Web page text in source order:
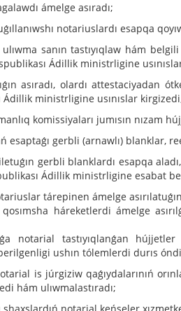
ámelge asıradı;
notariuslardı esapqa
sanın tastıyıqlaw hám
Ádillik ministrligine
asıradı, olardı attestaciyadan
Ádillik ministrligine usınıslar
komissiyaları jumısın nızam
esaptaǵı gerbli (arnawlı) blanklar,
gerbli blanklardı esapqa
Ádillik ministrligine esabat
tárepinen ámelge
háreketlerdi ámelge
notarial tastıyıqlanǵan
ushın tólemlerdi durıs
is júrgiziw qaǵıydalarınıń
hám ulıwmalastıradı;